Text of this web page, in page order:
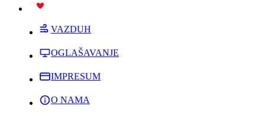
VAZDUH
OGLAŠAVANJE
IMPRESUM
O NAMA